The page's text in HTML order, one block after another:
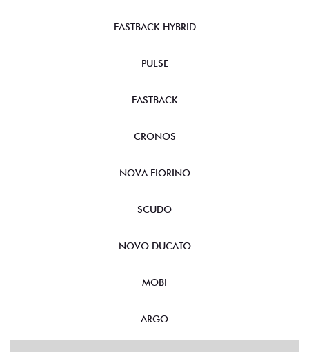
FASTBACK HYBRID
PULSE
FASTBACK
CRONOS
NOVA FIORINO
SCUDO
NOVO DUCATO
MOBI
ARGO